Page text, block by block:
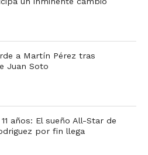
a Martín Pérez tras
Juan Soto
años: El sueño All-Star de
por fin llega